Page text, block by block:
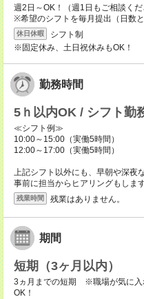
週2日～OK！（週1日もご相談くだ
※希望のシフトを毎月提出（日数
休日休暇
シフト制
※固定休み、土日祝休みもOK！
勤務時間
5ｈ以内OK / シフト勤
≪シフト例≫
10:00～15:00（実働5時間）
12:00～17:00（実働5時間）
上記シフト以外にも、早朝や深夜
事前に担当からヒアリングもしま
残業時間 残業はありません。
期間
短期（3ヶ月以内）
3ヵ月までの短期 ※職場が気に
OK！